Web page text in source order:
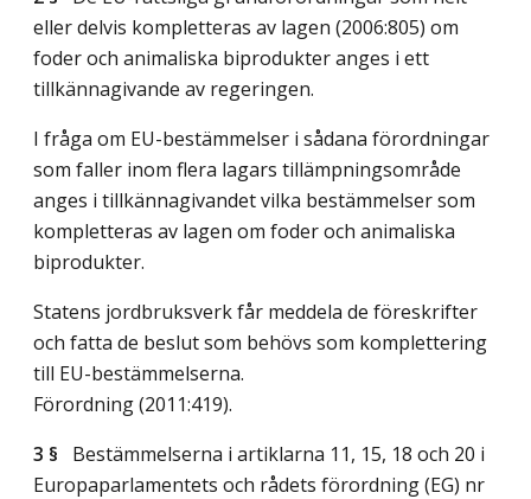
eller delvis kompletteras av lagen (2006:805) om
foder och animaliska biprodukter anges i ett
tillkännagivande av regeringen.
I fråga om EU-bestämmelser i sådana förordningar
som faller inom flera lagars tillämpningsområde
anges i tillkännagivandet vilka bestämmelser som
kompletteras av lagen om foder och animaliska
biprodukter.
Statens jordbruksverk får meddela de föreskrifter
och fatta de beslut som behövs som komplettering
till EU-bestämmelserna.
Förordning (2011:419).
3 § Bestämmelserna i artiklarna 11, 15, 18 och 20 i
Europaparlamentets och rådets förordning (EG) nr